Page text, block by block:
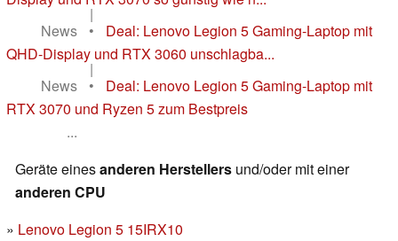
|
News
•
Deal: Lenovo Legion 5 Gaming-Laptop mit
QHD-Display und RTX 3060 unschlagba...
|
News
•
Deal: Lenovo Legion 5 Gaming-Laptop mit
RTX 3070 und Ryzen 5 zum Bestpreis
...
Geräte einesanderen Herstellers und/oder mit einer
anderen CPU
Lenovo Legion 5 15IRX10